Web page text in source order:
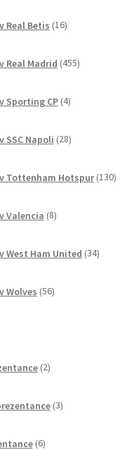
Real Betis 16izdelkov
Real Madrid 455izdelkov
Sporting CP 4izdelki
SSC Napoli 28izdelkov
Tottenham Hotspur 130
Valencia 8izdelkov
West Ham United 34izdelkov
Wolves 56izdelkov
2izdelka
3izdelki
6